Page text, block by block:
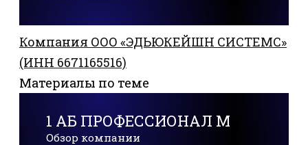
Компания ООО «ЭДЬЮКЕЙШН СИСТЕМС»
(ИНН 6671165516)
Материалы по теме
1 АБ ПРОФЕССИОНАЛ М
Обзор компании